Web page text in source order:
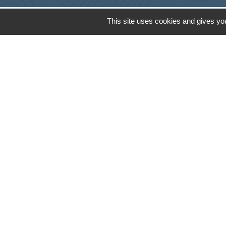
This site uses cookies and gives